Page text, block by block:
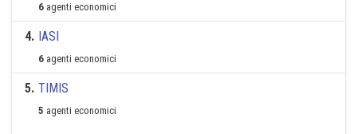
6 agenti economici
4. IASI
6 agenti economici
5. TIMIS
5 agenti economici